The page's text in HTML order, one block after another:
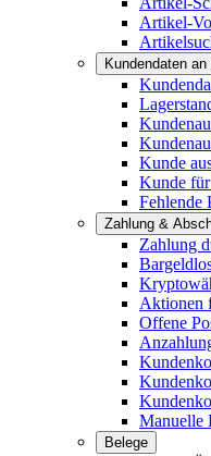
Artikel-
Kundendaten
Kunde
Kunde für
Fehlende
Zahlung &
Zahlung
Aktionen
Offene
Manuelle
Belege